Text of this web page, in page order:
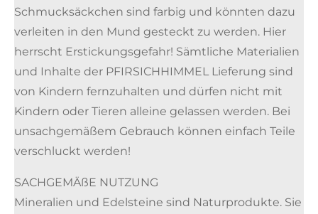
Schmucksäckchen sind farbig und könnten dazu
verleiten in den Mund gesteckt zu werden. Hier
herrscht Erstickungsgefahr! Sämtliche Materialien
und Inhalte der PFIRSICHHIMMEL Lieferung sind
von Kindern fernzuhalten und dürfen nicht mit
Kindern oder Tieren alleine gelassen werden. Bei
unsachgemäßem Gebrauch können einfach Teile
verschluckt werden!
SACHGEMÄßE NUTZUNG
Mineralien und Edelsteine sind Naturprodukte. Sie